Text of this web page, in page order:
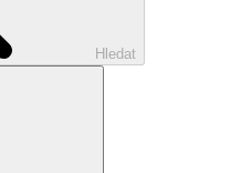
Hledat